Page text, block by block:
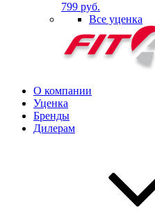
799 руб.
Все уценка
О компании
Уценка
Бренды
Дилерам